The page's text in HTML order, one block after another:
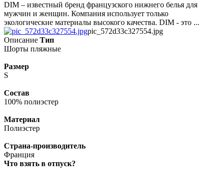
DIM – известный бренд французского нижнего белья для
мужчин и женщин. Компания использует только
экологические материалы высокого качества. DIM - это ...
pic_572d33c327554.jpg
Описание Тип
Шорты пляжные
Размер
S
Состав
100% полиэстер
Материал
Полиэстер
Страна-производитель
Франция
Что взять в отпуск?